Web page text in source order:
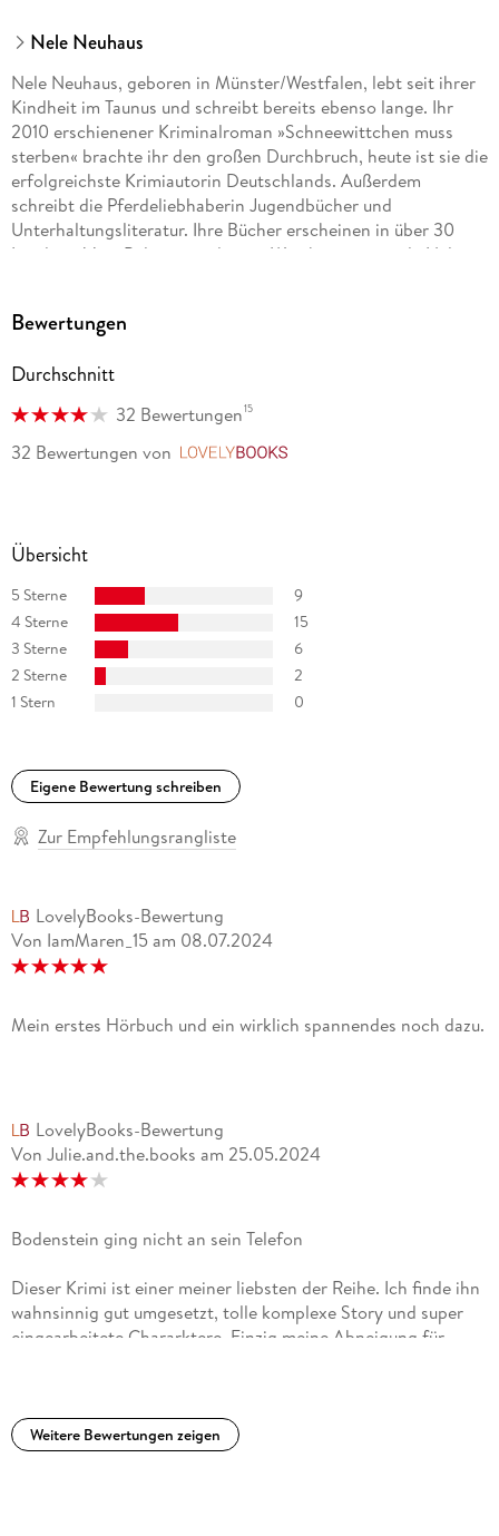
Nele Neuhaus
Nele Neuhaus, geboren in Münster/Westfalen, lebt seit ihrer
Kindheit im Taunus und schreibt bereits ebenso lange. Ihr
2010 erschienener Kriminalroman »Schneewittchen muss
sterben« brachte ihr den großen Durchbruch, heute ist sie die
erfolgreichste Krimiautorin Deutschlands. Außerdem
schreibt die Pferdeliebhaberin Jugendbücher und
Unterhaltungsliteratur. Ihre Bücher erscheinen in über 30
Ländern. Vom Polizeipräsidenten Westhessens wurde Nele
Bewertungen
Durchschnitt
32 Bewertungen15
32 Bewertungen von
Übersicht
5 Sterne
9
4 Sterne
15
3 Sterne
6
2 Sterne
2
1 Stern
0
Eigene Bewertung schreiben
Zur Empfehlungsrangliste
LovelyBooks-Bewertung
Von IamMaren_15 am 08.07.2024
Mein erstes Hörbuch und ein wirklich spannendes noch dazu.
LovelyBooks-Bewertung
Von Julie.and.the.books am 25.05.2024
Bodenstein ging nicht an sein Telefon
Dieser Krimi ist einer meiner liebsten der Reihe. Ich finde ihn
wahnsinnig gut umgesetzt, tolle komplexe Story und super
eingearbeitete Chararktere. Einzig meine Abneigung für
traurig gemacht und ich habe da so mitgefühlt. Insgesamt
mochte ich auch das Zusammenspiel von Bodenstein und Pia
Weitere Bewertungen zeigen